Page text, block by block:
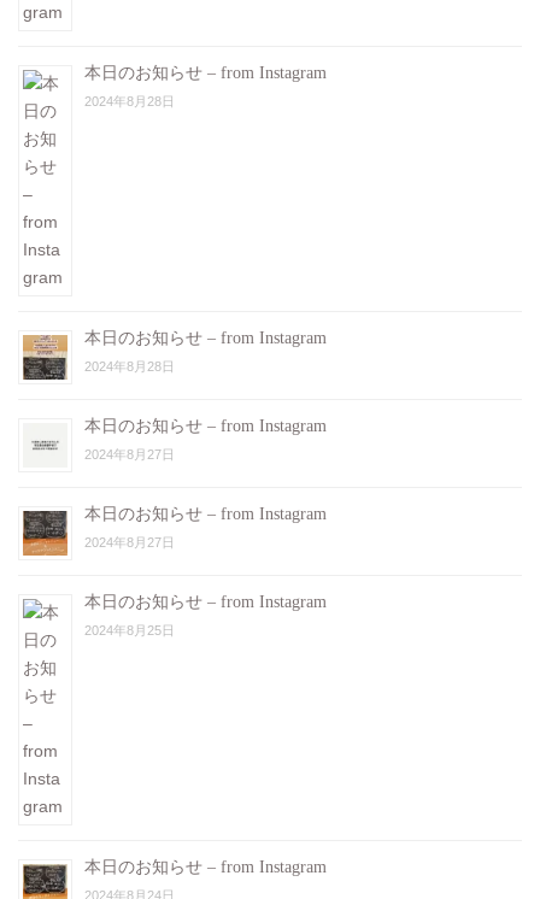
本日のお知らせ – from Instagram
2024年8月28日
本日のお知らせ – from Instagram
2024年8月28日
本日のお知らせ – from Instagram
2024年8月27日
本日のお知らせ – from Instagram
2024年8月27日
本日のお知らせ – from Instagram
2024年8月25日
本日のお知らせ – from Instagram
2024年8月24日